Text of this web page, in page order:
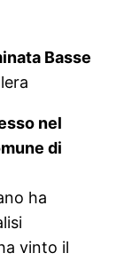
Basse
nel
di
ha
vinto il